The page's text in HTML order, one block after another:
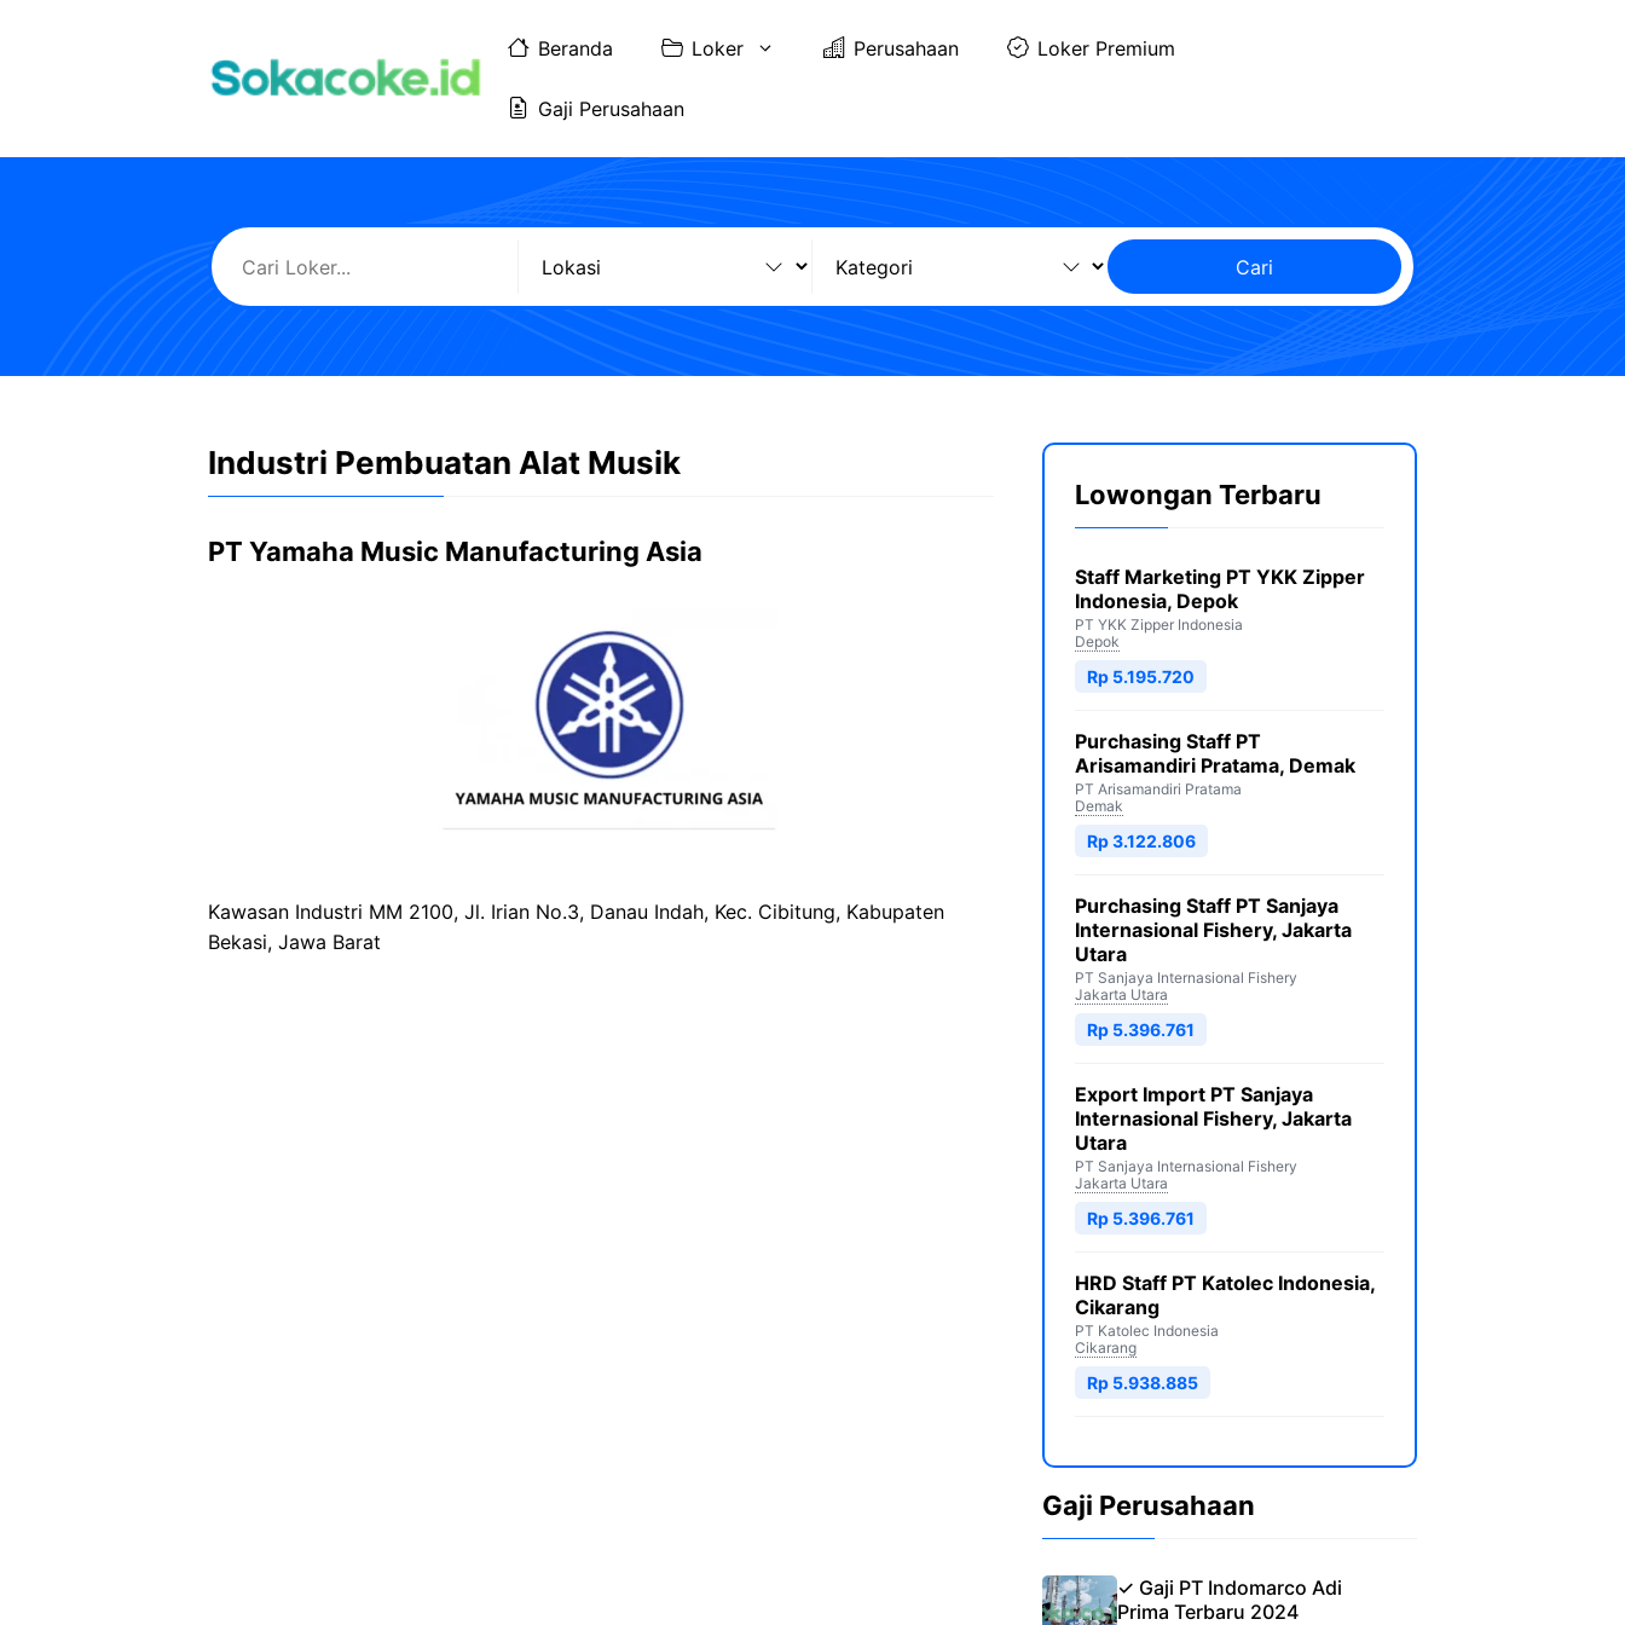
Beranda Loker Perusahaan Loker Premium
Gaji Perusahaan
Cari
Industri Pembuatan Alat Musik
PT Yamaha Music Manufacturing Asia
Kawasan Industri MM 2100, Jl. Irian No.3, Danau Indah, Kec. Cibitung, Kabupaten
Bekasi, Jawa Barat
Lowongan Terbaru
Staff Marketing PT YKK Zipper
Indonesia, Depok
PT YKK Zipper Indonesia
Depok
Rp 5.195.720
Purchasing Staff PT
Arisamandiri Pratama, Demak
PT Arisamandiri Pratama
Demak
Rp 3.122.806
Purchasing Staff PT Sanjaya
Internasional Fishery, Jakarta
Utara
PT Sanjaya Internasional Fishery
Jakarta Utara
Rp 5.396.761
Export Import PT Sanjaya
Internasional Fishery, Jakarta
Utara
PT Sanjaya Internasional Fishery
Jakarta Utara
Rp 5.396.761
HRD Staff PT Katolec Indonesia,
Cikarang
PT Katolec Indonesia
Cikarang
Rp 5.938.885
Gaji Perusahaan
✓ Gaji PT Indomarco Adi
Prima Terbaru 2024